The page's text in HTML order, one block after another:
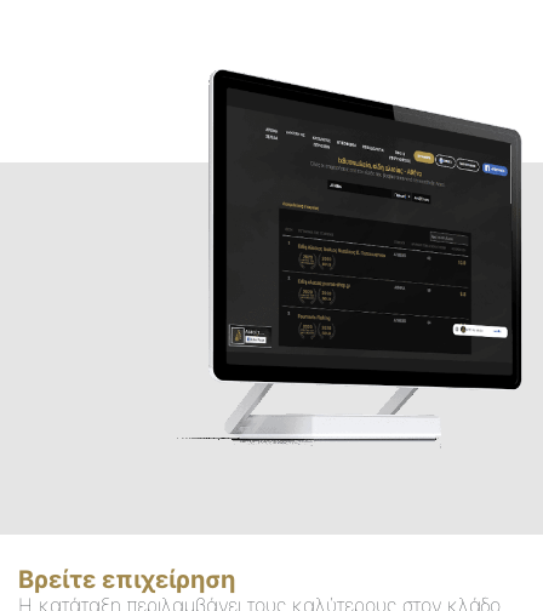
Βρείτε επιχείρηση
Η κατάταξη περιλαμβάνει τους καλύτερους στον κλάδο